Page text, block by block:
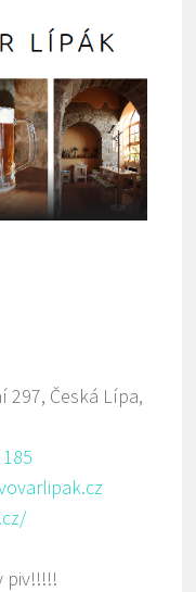
297, Česká Lípa,
piv!!!!!